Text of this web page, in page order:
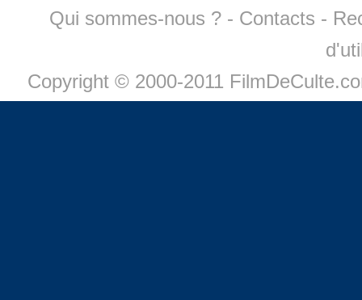
Qui sommes-nous ? - Contacts -
Copyright © 2000-2011